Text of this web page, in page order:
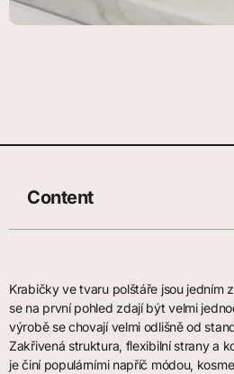
Content
Krabičky ve tvaru polštáře jsou jedním
se na první pohled zdají být velmi
výrobě se chovají velmi odlišně od
Zakřivená struktura, flexibilní strany a
je činí populárními napříč módou,